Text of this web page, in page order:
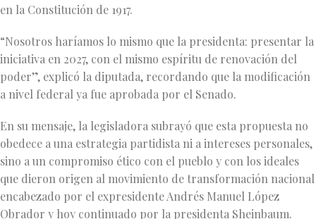
en la Constitución de 1917.
“Nosotros haríamos lo mismo que la presidenta: presentar la
iniciativa en 2027, con el mismo espíritu de renovación del
poder”, explicó la diputada, recordando que la modificación
a nivel federal ya fue aprobada por el Senado.
En su mensaje, la legisladora subrayó que esta propuesta no
obedece a una estrategia partidista ni a intereses personales,
sino a un compromiso ético con el pueblo y con los ideales
que dieron origen al movimiento de transformación nacional
encabezado por el expresidente Andrés Manuel López
Obrador y hoy continuado por la presidenta Sheinbaum.